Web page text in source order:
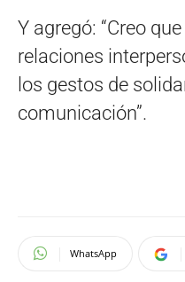
Y agregó: “Creo
relaciones
los gestos de
comunicación”.
WhatsApp